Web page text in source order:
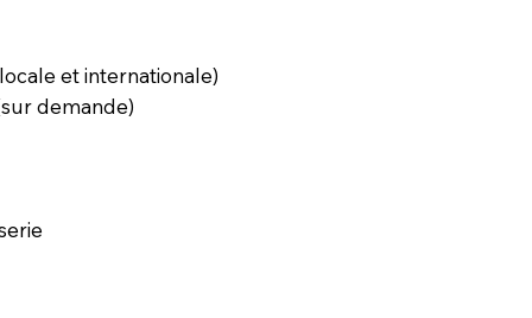
et internationale)
demande)